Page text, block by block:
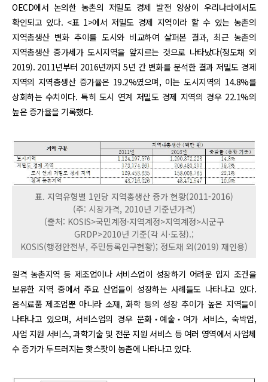
OECD에서 논의한 농촌의 저밀도 경제 발전 양상이 우리나라에서도
확인되고 있다. <표 1>에서 저밀도 경제 지역이라 할 수 있는 농촌의
지역총생산 변화 추이를 도시와 비교하여 살펴본 결과, 최근 농촌의
지역총생산 증가세가 도시지역을 앞지르는 것으로 나타났다(정도채 외
2019). 2011년부터 2016년까지 5년 간 변화를 분석한 결과 저밀도 경제
지역의 지역총생산 증가율은 19.2%였으며, 이는 도시지역의 14.8%를
상회하는 수치이다. 특히 도시 연계 저밀도 경제 지역의 경우 22.1%의
높은 증가율을 기록했다.
표. 지역유형별 1인당 지역총생산 증가 현황(2011-2016)
(주: 시장가격, 2010년 기준년가격)
(출처: KOSIS>국민계정·지역계정>지역계정>시군구
GRDP>2010년 기준(각 시·도청).;
KOSIS(행정안전부, 주민등록인구현황); 정도채 외(2019) 재인용)
원격 농촌지역 등 제조업이나 서비스업이 성장하기 어려운 입지 조건을
보유한 지역 중에서 주요 산업들이 성장하는 사례들도 나타나고 있다.
음식료품 제조업뿐 아니라 소재, 화학 등의 성장 추이가 높은 지역들이
나타나고 있으며, 서비스업의 경우 문화‧예술‧여가 서비스, 숙박업,
사업 지원 서비스, 과학기술 및 전문 지원 서비스 등 여러 영역에서 사업체
수 증가가 두드러지는 핫스팟이 농촌에 나타나고 있다.